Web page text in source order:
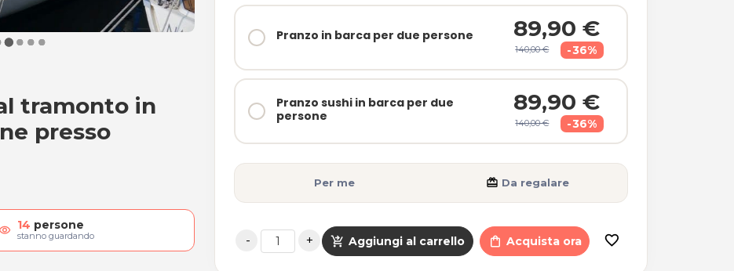
al tramonto in barca
tramonto in
presso
14 persone
stanno guardando
Pranzo in barca per due persone 89,90 €
140,00 € -36%
Pranzo sushi in barca per due
persone
89,90 €
140,00 € -36%
Per me card_giftcard Da regalare
shopping_cart_checkout Aggiungi al carrello shopping_bag Acquista ora favorite_border